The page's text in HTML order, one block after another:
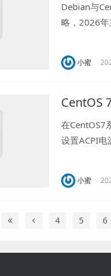
Debian与
略，2026年
小蜜
CentOS
在CentOS7
设置ACPI
小蜜
4 5 6